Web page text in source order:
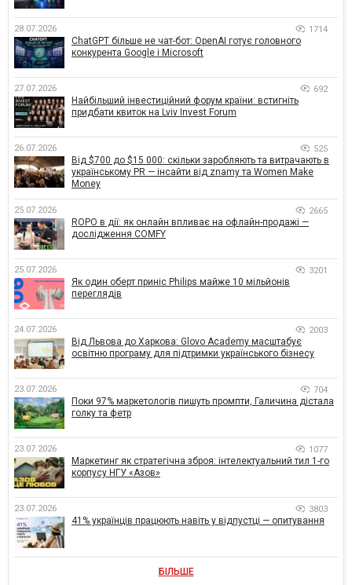
28.07.2026 1714
ChatGPT більше не чат-бот: OpenAI готує головного
конкурента Google і Microsoft
27.07.2026 692
Найбільший інвестиційний форум країни: встигніть
придбати квиток на Lviv Invest Forum
26.07.2026 525
Від $700 до $15 000: скільки заробляють та витрачають в
українському PR — інсайти від znamy та Women Make
Money
25.07.2026 2665
ROPO в дії: як онлайн впливає на офлайн-продажі —
дослідження COMFY
25.07.2026 3201
Як один оберт приніс Philips майже 10 мільйонів
переглядів
24.07.2026 2003
Від Львова до Харкова: Glovo Academy масштабує
освітню програму для підтримки українського бізнесу
23.07.2026 704
Поки 97% маркетологів пишуть промпти, Галичина дістала
голку та фетр
23.07.2026 1077
Маркетинг як стратегічна зброя: інтелектуальний тил 1-го
корпусу НГУ «Азов»
23.07.2026 3803
41% українців працюють навіть у відпустці — опитування
БІЛЬШЕ